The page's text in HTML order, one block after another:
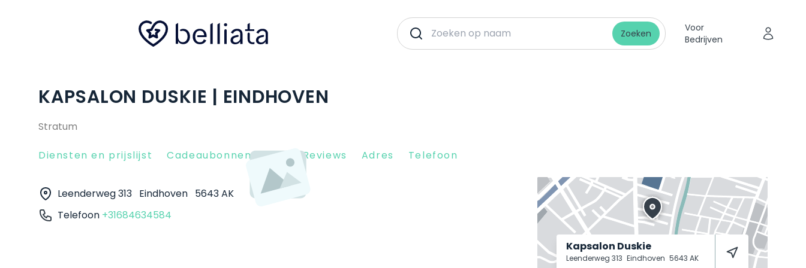
Zoeken
Voor
Bedrijven
KAPSALON DUSKIE | EINDHOVEN
Stratum
Diensten en prijslijst Cadeaubonnen Client Reviews Adres Telefoon
Leenderweg 313 Eindhoven 5643 AK
Telefoon +31684634584
Kapsalon Duskie
Leenderweg 313 Eindhoven 5643 AK